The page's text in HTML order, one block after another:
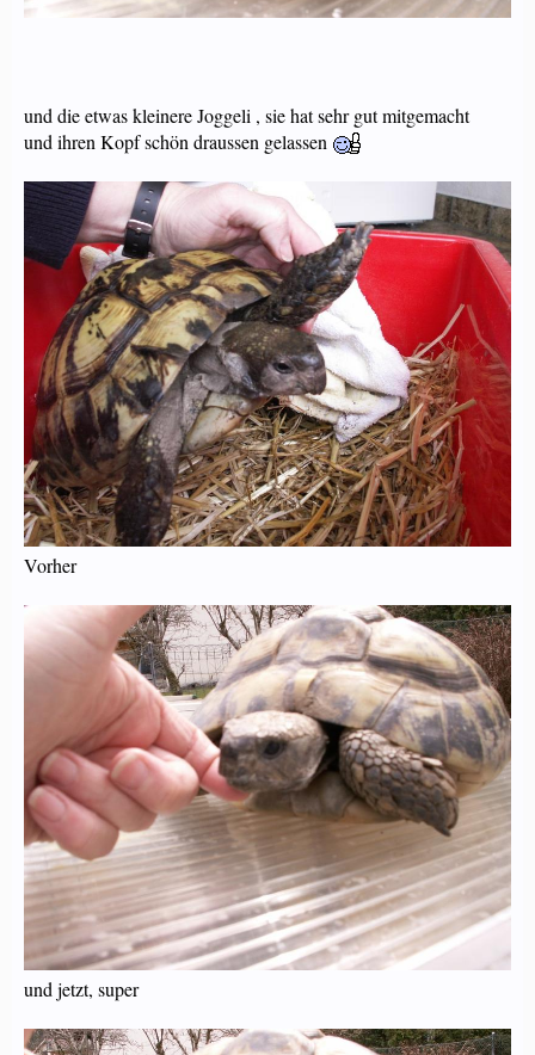
und die etwas kleinere Joggeli , sie hat sehr gut mitgemacht
und ihren Kopf schön draussen gelassen
Vorher
und jetzt, super